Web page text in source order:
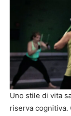
Uno stile di vita
riserva cognitiva.